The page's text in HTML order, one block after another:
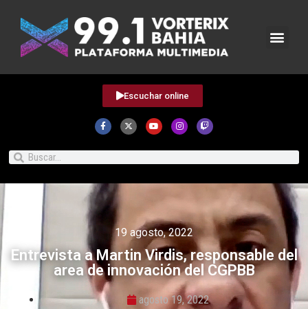
Escuchar online
19 agosto, 2022
Entrevista a Martin Virdis, responsable del
area de innovación del CGPBB
agosto 19, 2022